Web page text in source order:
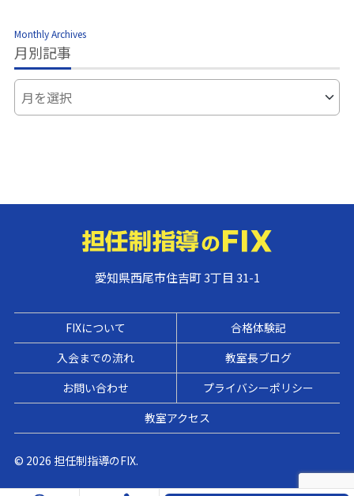
Monthly Archives
月別記事
愛知県西尾市住吉町 3丁目 31-1
FIXについて
合格体験記
入会までの流れ
教室長ブログ
お問い合わせ
プライバシーポリシー
教室アクセス
© 2026 担任制指導のFIX.